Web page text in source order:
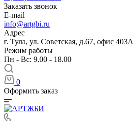
Заказать звонок
E-mail
info@artgbi.ru
Адрес
г. Тула, ул. Советская, д.67, офис 403А
Режим работы
Пн - Вс: 9.00 - 18.00
0
Оформить заказ